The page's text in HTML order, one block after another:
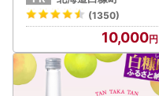
ト
(1350)
10,000